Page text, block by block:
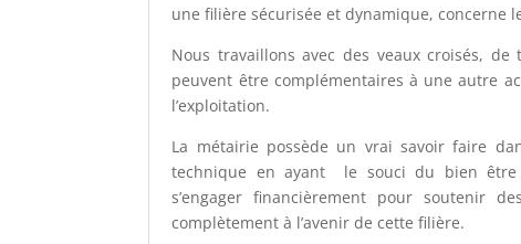
une filière sécurisée et dynamique, concerne
Nous travaillons avec des veaux croisés,
peuvent être complémentaires à une autre
l’exploitation.
La métairie possède un vrai savoir faire
technique en ayant le souci du bien être
s’engager financièrement pour soutenir
complètement à l’avenir de cette filière.